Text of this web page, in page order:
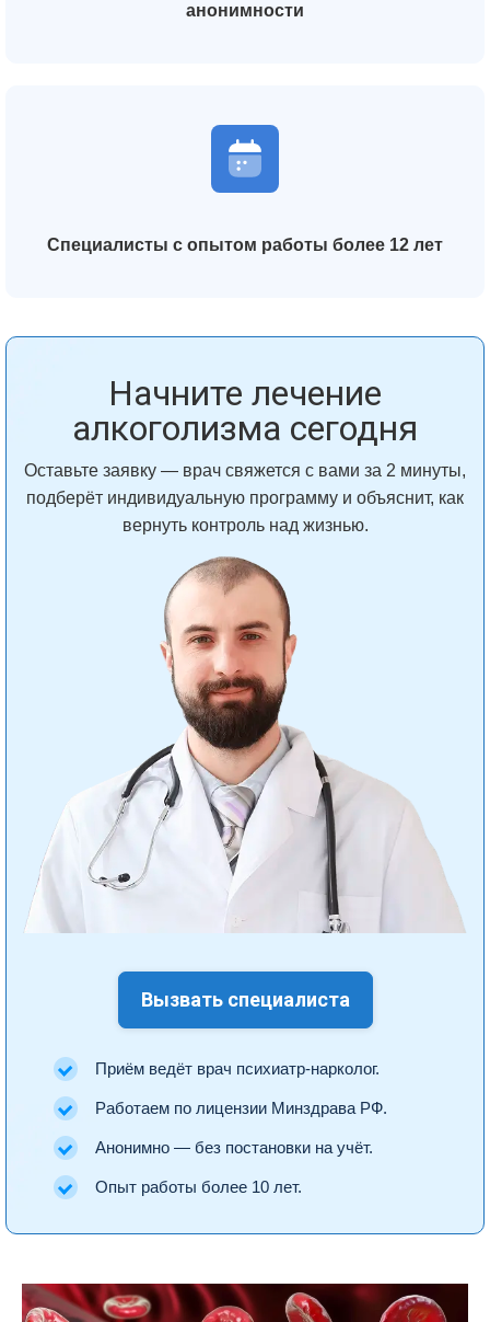
анонимности
Специалисты с опытом работы более 12 лет
Начните лечение
алкоголизма сегодня
Оставьте заявку — врач свяжется с вами за 2 минуты,
подберёт индивидуальную программу и объяснит, как
вернуть контроль над жизнью.
Вызвать специалиста
Приём ведёт врач психиатр-нарколог.
Работаем по лицензии Минздрава РФ.
Анонимно — без постановки на учёт.
Опыт работы более 10 лет.